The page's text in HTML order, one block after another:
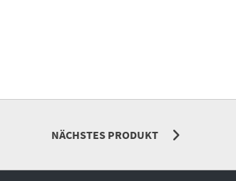
NÄCHSTES PRODUKT